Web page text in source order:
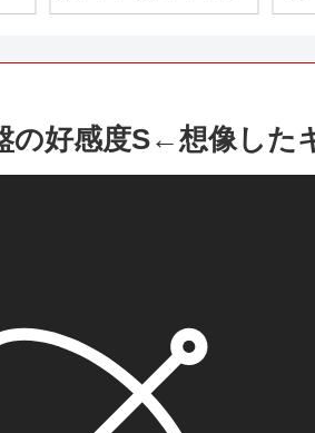
の好感度S←想像した